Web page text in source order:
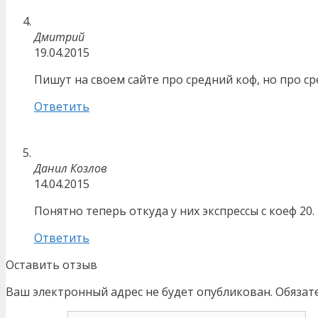
Дмитрий
19.04.2015
Пишут на своем сайте про средний коф, но про
Ответить
Данил Козлов
14.04.2015
Понятно теперь откуда у них экспрессы с коеф 20.
Ответить
Оставить отзыв
Ваш электронный адрес не будет опубликован.